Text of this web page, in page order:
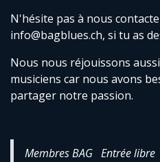
N'hésite pas à nous
info@bagblues.ch, si tu as
Nous nous réjouissons
musiciens car nous avons
partager notre passion.
Membres BAG